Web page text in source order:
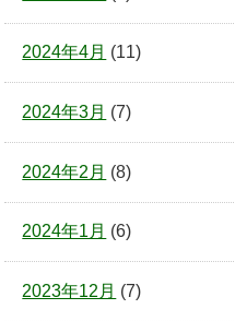
2024年4月 (11)
2024年3月 (7)
2024年2月 (8)
2024年1月 (6)
2023年12月 (7)